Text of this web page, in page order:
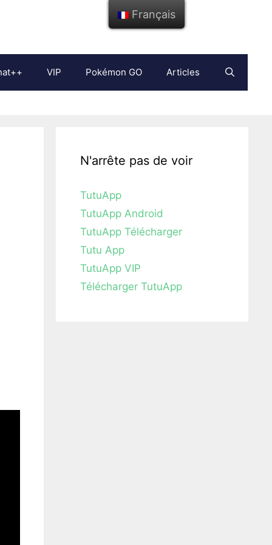
VIP Pokémon GO Articles
N'arrête pas de voir
TutuApp
TutuApp Android
TutuApp Télécharger
Tutu App
TutuApp VIP
Télécharger TutuApp
Français